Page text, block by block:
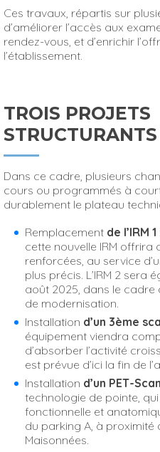
Ces travaux, répartis sur
d’améliorer l’accès aux
rendez-vous, et d’enrichir
l’établissement.
TROIS PROJETS
Dans ce cadre, plusieurs
cours ou programmés à
durablement le plateau
Remplacement de l’IRM 1
cette nouvelle IRM
renforcées, au service
plus précis. L’IRM 2 sera
août 2025, dans le
de modernisation.
Installation d’un 3ème
équipement viendra
d’absorber l’activité
est prévue d’ici la fin de
Installation d’un PET-
technologie de pointe,
fonctionnelle et
du parking A, à proximité
Maisonnées.